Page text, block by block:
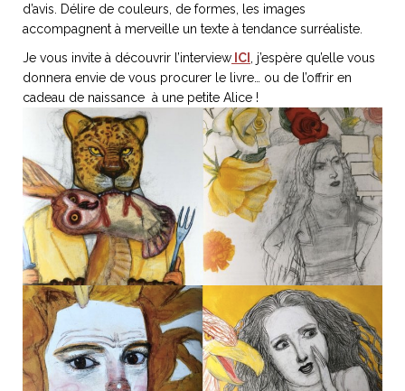
d’avis. Délire de couleurs, de formes, les images
accompagnent à merveille un texte à tendance surréaliste.
Je vous invite à découvrir l’interview ICI
, j’espère qu’elle vous
donnera envie de vous procurer le livre… ou de l’offrir en
cadeau de naissance à une petite Alice !